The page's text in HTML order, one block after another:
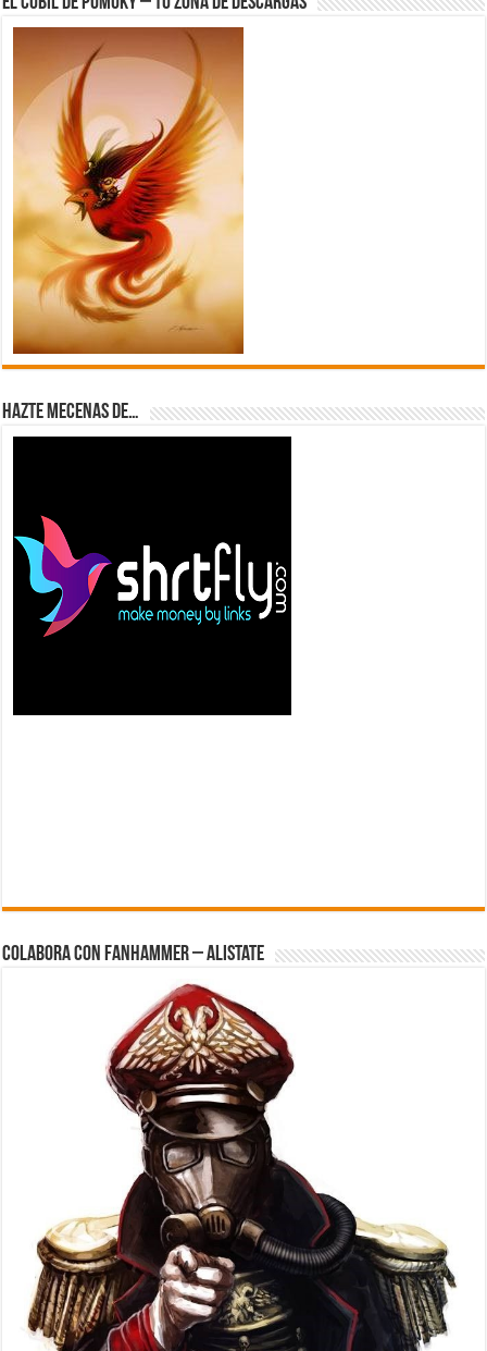
Hazte Mecenas de…
Colabora con FanHammer – Alistate